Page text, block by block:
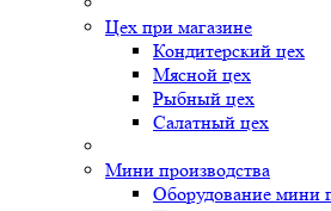
Цех при магазине
Кондитерский цех
Мясной цех
Рыбный цех
Салатный цех
Мини производства
Оборудование мини